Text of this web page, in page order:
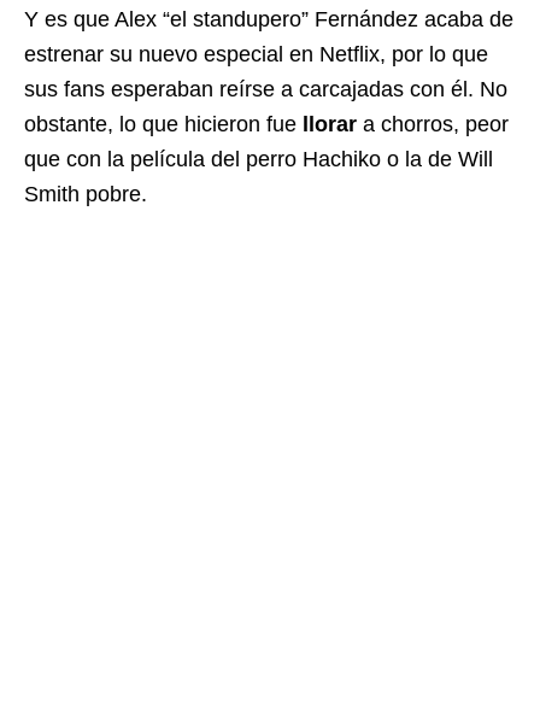
Y es que Alex “el standupero” Fernández acaba de
estrenar su nuevo especial en Netflix, por lo que
sus fans esperaban reírse a carcajadas con él. No
obstante, lo que hicieron fue
llorar a chorros, peor
que con la película del perro Hachiko o la de Will
Smith pobre.